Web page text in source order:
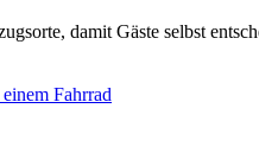
damit Gäste selbst